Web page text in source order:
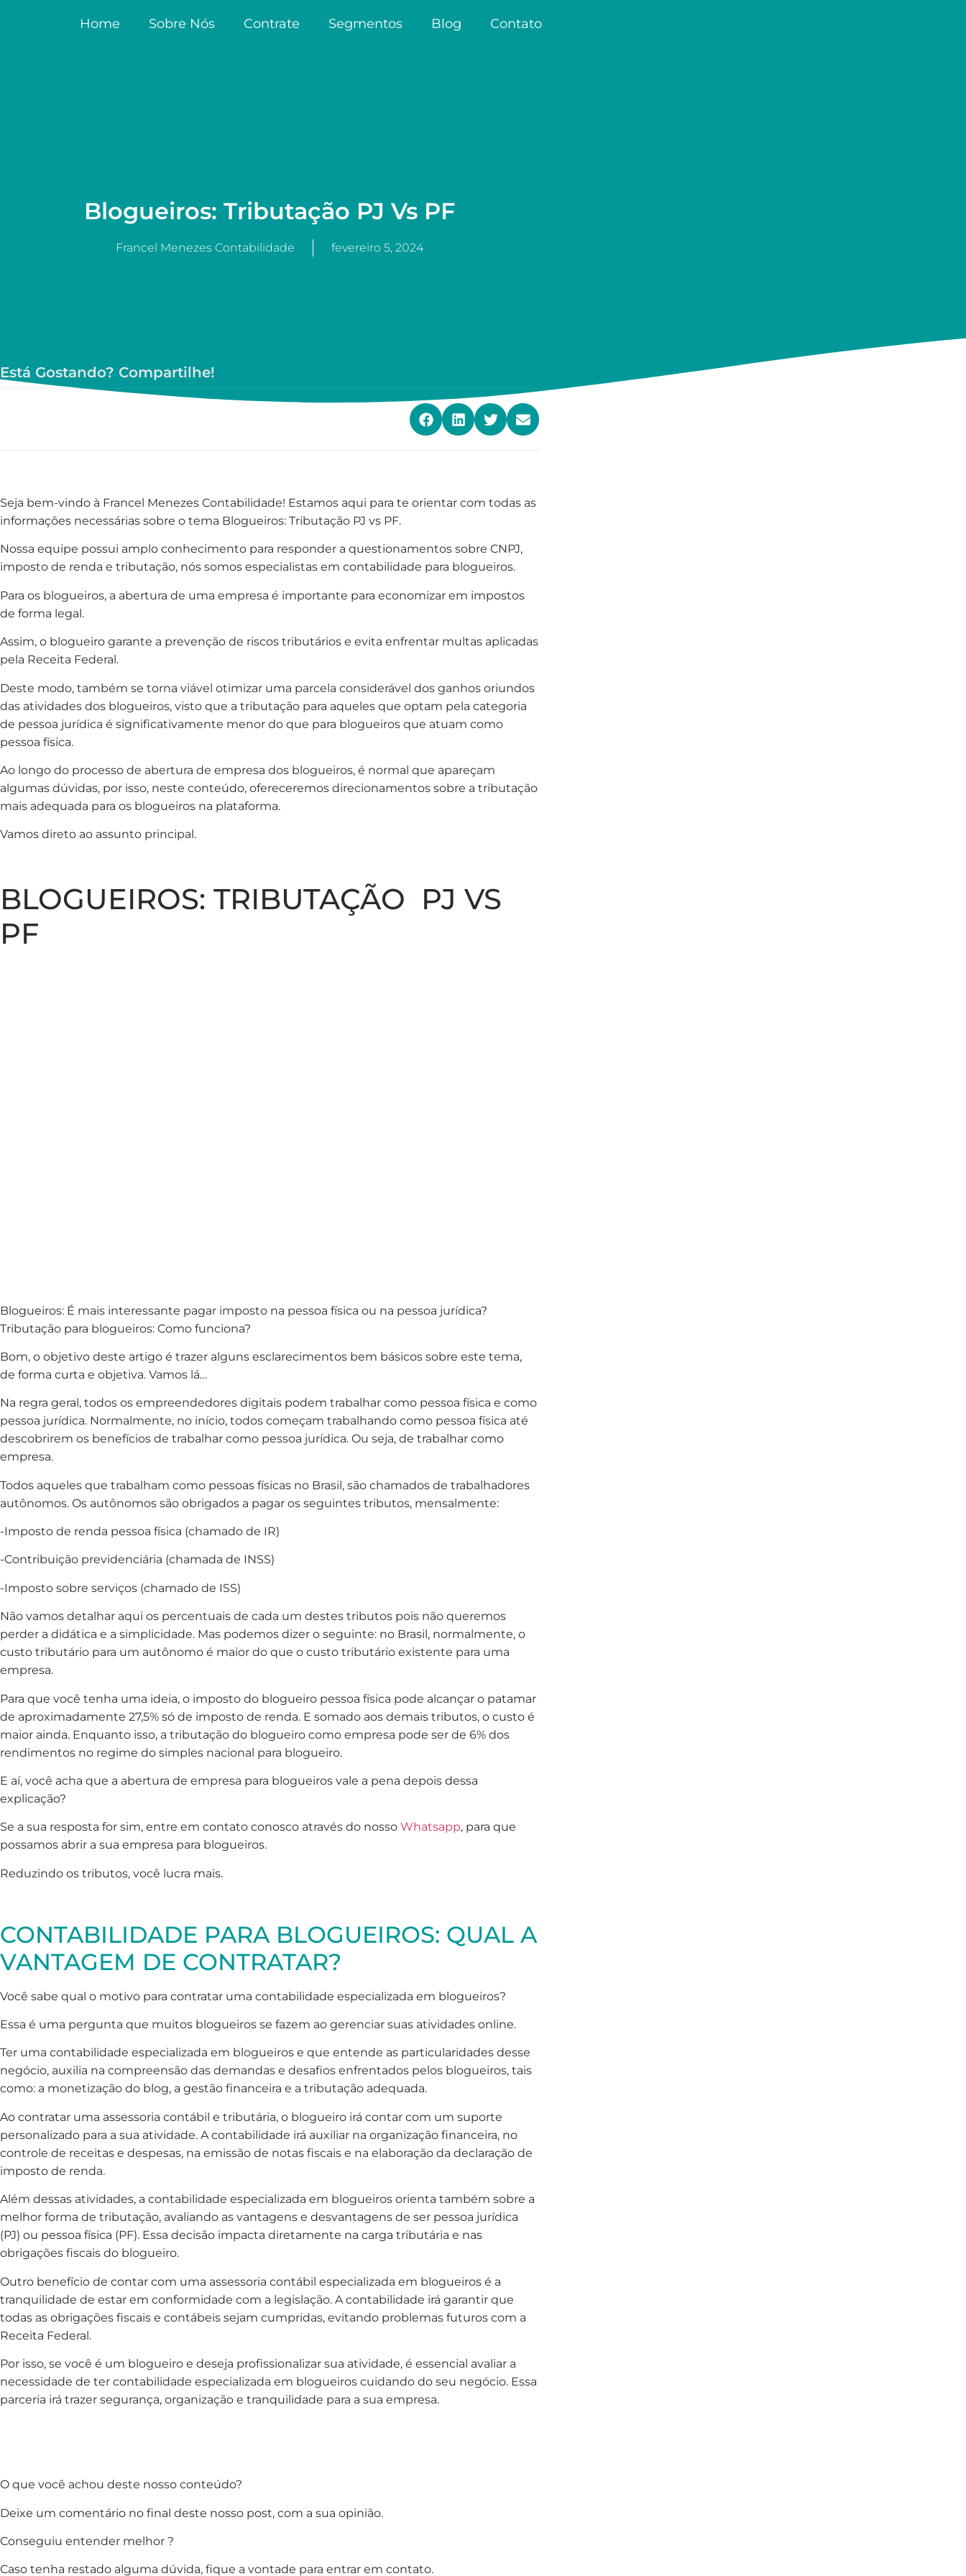
Home Sobre Nós Contrate Segmentos Blog Contato
Blogueiros: Tributação PJ Vs PF
Francel Menezes Contabilidade fevereiro 5, 2024
Está Gostando? Compartilhe!
Seja bem-vindo à Francel Menezes Contabilidade! Estamos aqui para te orientar com todas as
informações necessárias sobre o tema Blogueiros: Tributação PJ vs PF.
Nossa equipe possui amplo conhecimento para responder a questionamentos sobre CNPJ,
imposto de renda e tributação, nós somos especialistas em contabilidade para blogueiros.
Para os blogueiros, a abertura de uma empresa é importante para economizar em impostos
de forma legal.
Assim, o blogueiro garante a prevenção de riscos tributários e evita enfrentar multas aplicadas
pela Receita Federal.
Deste modo, também se torna viável otimizar uma parcela considerável dos ganhos oriundos
das atividades dos blogueiros, visto que a tributação para aqueles que optam pela categoria
de pessoa jurídica é significativamente menor do que para blogueiros que atuam como
pessoa física.
Ao longo do processo de abertura de empresa dos blogueiros, é normal que apareçam
algumas dúvidas, por isso, neste conteúdo, ofereceremos direcionamentos sobre a tributação
mais adequada para os blogueiros na plataforma.
Vamos direto ao assunto principal.
BLOGUEIROS: TRIBUTAÇÃO PJ VS
PF
Blogueiros: É mais interessante pagar imposto na pessoa física ou na pessoa jurídica?
Tributação para blogueiros: Como funciona?
Bom, o objetivo deste artigo é trazer alguns esclarecimentos bem básicos sobre este tema,
de forma curta e objetiva. Vamos lá…
Na regra geral, todos os empreendedores digitais podem trabalhar como pessoa física e como
pessoa jurídica. Normalmente, no início, todos começam trabalhando como pessoa física até
descobrirem os benefícios de trabalhar como pessoa jurídica. Ou seja, de trabalhar como
empresa.
Todos aqueles que trabalham como pessoas físicas no Brasil, são chamados de trabalhadores
autônomos. Os autônomos são obrigados a pagar os seguintes tributos, mensalmente:
-Imposto de renda pessoa física (chamado de IR)
-Contribuição previdenciária (chamada de INSS)
-Imposto sobre serviços (chamado de ISS)
Não vamos detalhar aqui os percentuais de cada um destes tributos pois não queremos
perder a didática e a simplicidade. Mas podemos dizer o seguinte: no Brasil, normalmente, o
custo tributário para um autônomo é maior do que o custo tributário existente para uma
empresa.
Para que você tenha uma ideia, o imposto do blogueiro pessoa física pode alcançar o patamar
de aproximadamente 27,5% só de imposto de renda. E somado aos demais tributos, o custo é
maior ainda. Enquanto isso, a tributação do blogueiro como empresa pode ser de 6% dos
rendimentos no regime do simples nacional para blogueiro.
E aí, você acha que a abertura de empresa para blogueiros vale a pena depois dessa
explicação?
Se a sua resposta for sim, entre em contato conosco através do nosso Whatsapp, para que
possamos abrir a sua empresa para blogueiros.
Reduzindo os tributos, você lucra mais.
CONTABILIDADE PARA BLOGUEIROS: QUAL A
VANTAGEM DE CONTRATAR?
Você sabe qual o motivo para contratar uma contabilidade especializada em blogueiros?
Essa é uma pergunta que muitos blogueiros se fazem ao gerenciar suas atividades online.
Ter uma contabilidade especializada em blogueiros e que entende as particularidades desse
negócio, auxilia na compreensão das demandas e desafios enfrentados pelos blogueiros, tais
como: a monetização do blog, a gestão financeira e a tributação adequada.
Ao contratar uma assessoria contábil e tributária, o blogueiro irá contar com um suporte
personalizado para a sua atividade. A contabilidade irá auxiliar na organização financeira, no
controle de receitas e despesas, na emissão de notas fiscais e na elaboração da declaração de
imposto de renda.
Além dessas atividades, a contabilidade especializada em blogueiros orienta também sobre a
melhor forma de tributação, avaliando as vantagens e desvantagens de ser pessoa jurídica
(PJ) ou pessoa física (PF). Essa decisão impacta diretamente na carga tributária e nas
obrigações fiscais do blogueiro.
Outro benefício de contar com uma assessoria contábil especializada em blogueiros é a
tranquilidade de estar em conformidade com a legislação. A contabilidade irá garantir que
todas as obrigações fiscais e contábeis sejam cumpridas, evitando problemas futuros com a
Receita Federal.
Por isso, se você é um blogueiro e deseja profissionalizar sua atividade, é essencial avaliar a
necessidade de ter contabilidade especializada em blogueiros cuidando do seu negócio. Essa
parceria irá trazer segurança, organização e tranquilidade para a sua empresa.
O que você achou deste nosso conteúdo?
Deixe um comentário no final deste nosso post, com a sua opinião.
Conseguiu entender melhor ?
Caso tenha restado alguma dúvida, fique a vontade para entrar em contato.